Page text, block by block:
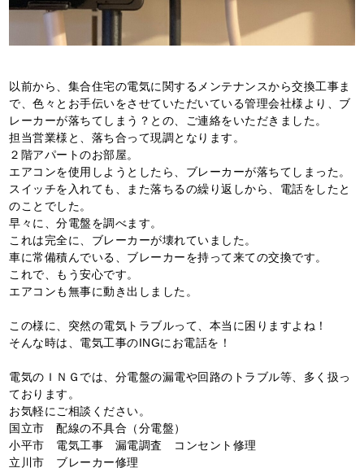
以前から、集合住宅の電気に関するメンテナンスから交換工事ま
で、色々とお手伝いをさせていただいている管理会社様より、ブ
レーカーが落ちてしまう？との、ご連絡をいただきました。
担当営業様と、落ち合って現調となります。
２階アパートのお部屋。
エアコンを使用しようとしたら、ブレーカーが落ちてしまった。
スイッチを入れても、また落ちるの繰り返しから、電話をしたと
のことでした。
早々に、分電盤を調べます。
これは完全に、ブレーカーが壊れていました。
車に常備積んでいる、ブレーカーを持って来ての交換です。
これで、もう安心です。
エアコンも無事に動き出しました。
この様に、突然の電気トラブルって、本当に困りますよね！
そんな時は、電気工事のINGにお電話を！
電気のＩＮＧでは、分電盤の漏電や回路のトラブル等、多く扱っ
ております。
お気軽にご相談ください。
国立市 配線の不具合（分電盤）
小平市 電気工事 漏電調査 コンセント修理
立川市 ブレーカー修理